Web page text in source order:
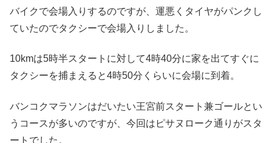
バイクで会場入りするのですが、運悪くタイヤがパンクし
ていたのでタクシーで会場入りしました。
10kmは5時半スタートに対して4時40分に家を出てすぐに
タクシーを捕まえると4時50分くらいに会場に到着。
バンコクマラソンはだいたい王宮前スタート兼ゴールとい
うコースが多いのですが、今回はピサヌローク通りがスタ
ートでした。